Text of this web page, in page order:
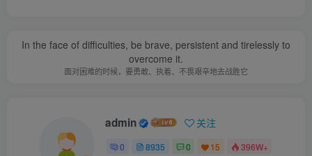
In the face of difficulties, be brave, persistent and tirelessly to
overcome it.
面对困难的时候，要勇敢、执着、不畏艰辛地去战胜它
admin 关注
0 8935 0 15 396W+